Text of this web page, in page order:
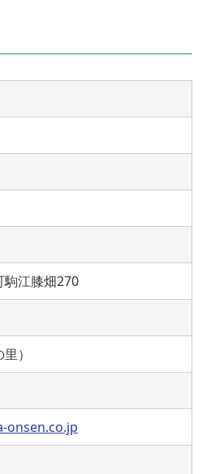
駒江膝畑270
）
onsen.co.jp